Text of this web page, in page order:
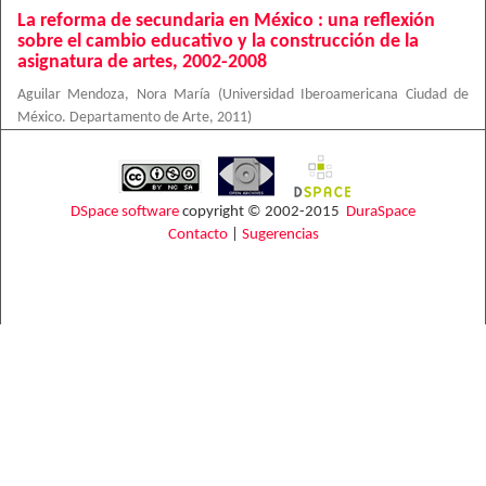
La reforma de secundaria en México : una reflexión
sobre el cambio educativo y la construcción de la
asignatura de artes, 2002-2008
Aguilar Mendoza, Nora María (Universidad Iberoamericana Ciudad de
México. Departamento de Arte, 2011)
DSpace software copyright © 2002-2015 DuraSpace
Contacto| Sugerencias